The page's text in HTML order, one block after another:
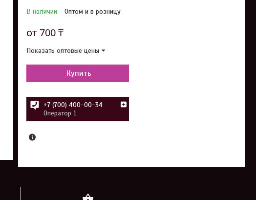
В наличии Оптом и в розницу
от700 ₸
Показать оптовые цены
Купить
+7 (700) 400-00-34
Оператор 1